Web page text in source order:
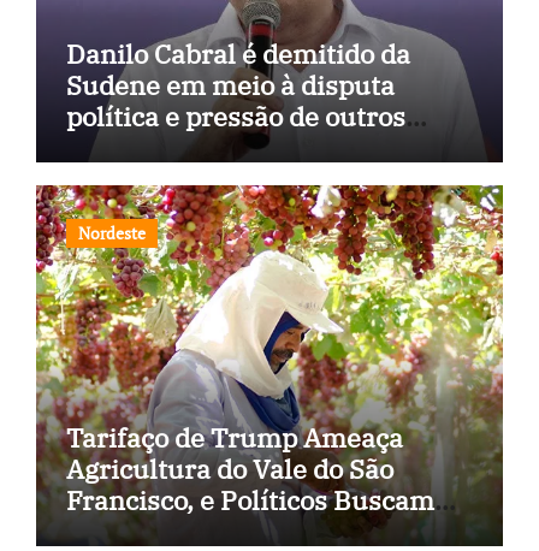
Danilo Cabral é demitido da
Sudene em meio à disputa
política e pressão de outros
estados
Nordeste
Tarifaço de Trump Ameaça
Agricultura do Vale do São
Francisco, e Políticos Buscam
Soluções